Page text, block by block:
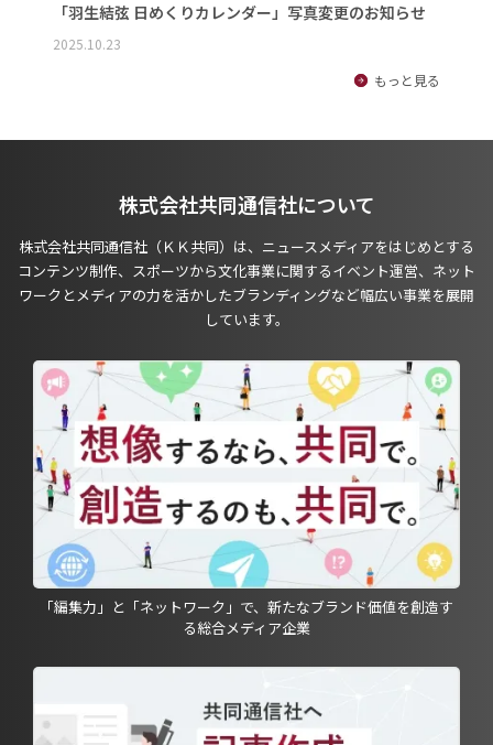
「羽生結弦 日めくりカレンダー」写真変更のお知らせ
2025.10.23
もっと見る
株式会社共同通信社について
株式会社共同通信社（ＫＫ共同）は、ニュースメディアをはじめとする
コンテンツ制作、スポーツから文化事業に関するイベント運営、ネット
ワークとメディアの力を活かしたブランディングなど幅広い事業を展開
しています。
「編集力」と「ネットワーク」で、新たなブランド価値を創造す
る総合メディア企業